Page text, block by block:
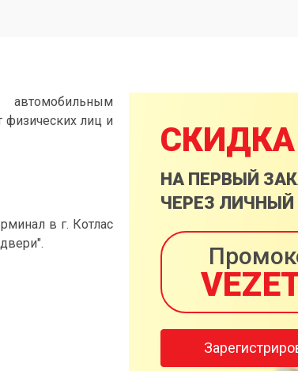
лиц и
в г. Котлас
СКИДКА
НА ПЕРВЫЙ
ЧЕРЕЗ ЛИЧНЫЙ